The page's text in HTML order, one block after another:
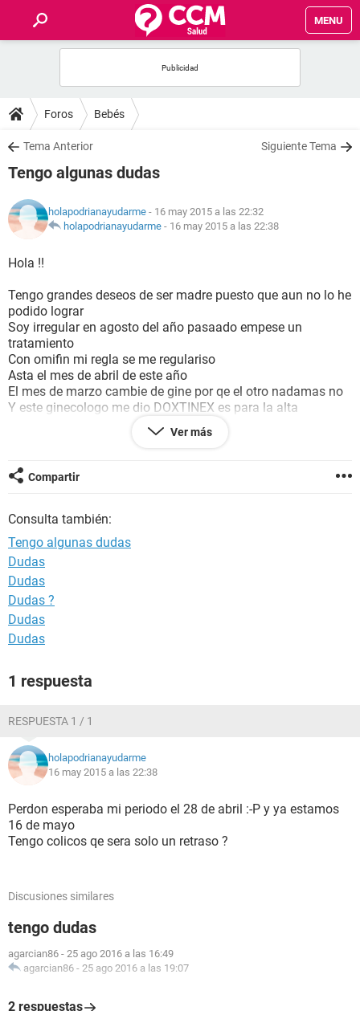
MENU
FOROS
SALUD
FAMILIA
NUTRICIÓN
BIENESTAR
SEXUALIDAD
GLOSARIO
Foros Bebés
Tema Anterior Siguiente Tema
Tengo algunas dudas
holapodrianayudarme - 16 may 2015 a las 22:32
holapodrianayudarme - 16 may 2015 a las 22:38
Hola !!
Tengo grandes deseos de ser madre puesto que aun no lo he
podido lograr
Soy irregular en agosto del año pasaado empese un
tratamiento
Con omifin mi regla se me regulariso
Asta el mes de abril de este año
El mes de marzo cambie de gine por qe el otro nadamas no
Y este ginecologo me dio DOXTINEX es para la alta
prolactina despues de averme tomado doxtinex qe fue el
mes pasado esperaba mi periodo el 28 de mayo y hasta hoy
ustedes cren qe puedan ayudarme a resolver mi duda ?
Ver más
Compartir
Consulta también:
Tengo algunas dudas
Dudas
Dudas
Dudas ?
Dudas
Dudas
1 respuesta
RESPUESTA 1 / 1
holapodrianayudarme
16 may 2015 a las 22:38
Perdon esperaba mi periodo el 28 de abril :-P y ya estamos
16 de mayo
Tengo colicos qe sera solo un retraso ?
Discusiones similares
tengo dudas
agarcian86 - 25 ago 2016 a las 16:49
agarcian86 - 25 ago 2016 a las 19:07
2 respuestas